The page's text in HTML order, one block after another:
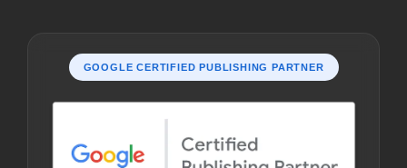
GOOGLE CERTIFIED PUBLISHING PARTNER